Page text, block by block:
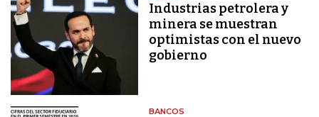
Industrias petrolera y
minera se muestran
optimistas con el nuevo
gobierno
BANCOS